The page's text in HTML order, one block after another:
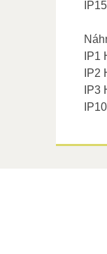
IP1
IP2
IP3